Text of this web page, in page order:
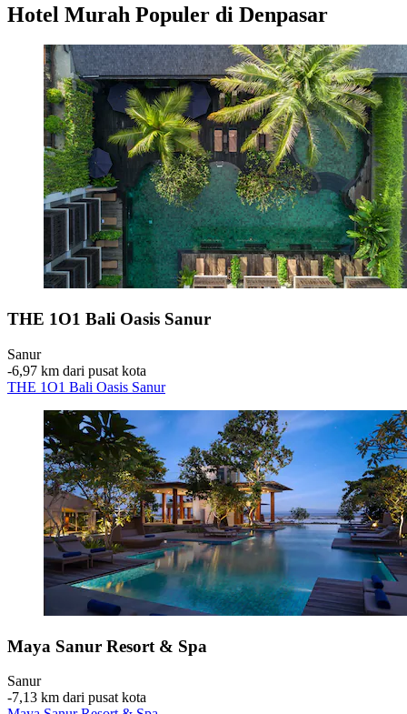
Hotel Murah Populer di Denpasar
THE 1O1 Bali Oasis Sanur
Sanur
‐6,97 km dari pusat kota
THE 1O1 Bali Oasis Sanur
Maya Sanur Resort & Spa
Sanur
‐7,13 km dari pusat kota